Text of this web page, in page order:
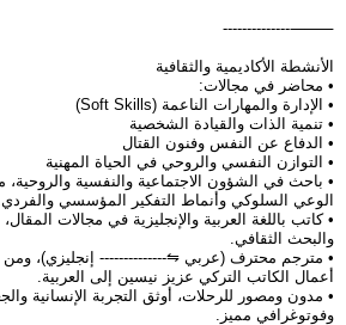
⸻--------------
الأنشطة الأكاديمية والثقافية
• محاضر في مجالات:
• الإدارة والمهارات الناعمة (Soft Skills)
• تنمية الذات والقيادة الشخصية
• الدفاع عن النفس وفنون القتال
• التوازن النفسي والروحي في الحياة المهنية
• باحث في الشؤون الاجتماعية والنفسية
الوعي السلوكي وأنماط التفكير المؤسسي والفردي.
• كاتب باللغة العربية والإنجليزية في مجالات
والبحث الثقافي.
• مترجم محترف (عربي ⇋-------------- إنجليزي)، ومن
أعمال الكاتب التركي عزيز نيسين إلى العربية.
• مدون ومصور للرحلات، أوثق التجربة الإنسانية
وفوتوغرافي مميز.